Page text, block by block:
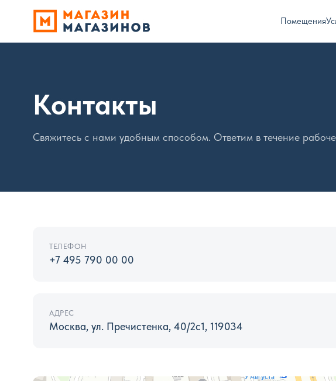
Помещения
Контакты
Свяжитесь с нами удобным способом. Ответим в течение
ТЕЛЕФОН
+7 495 790 00 00
АДРЕС
Москва, ул. Пречистенка, 40/2с1, 119034